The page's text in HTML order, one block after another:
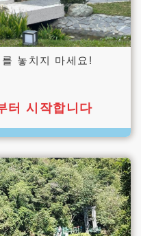
놓치지 마세요!
터 시작합니다